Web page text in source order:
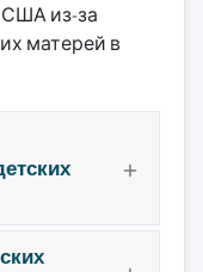
США из-за
матерей в